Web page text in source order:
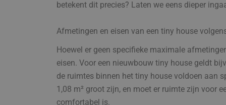
betekent dit precies? Laten we eens dieper
Afmetingen en eisen van een tiny house
Hoewel er geen specifieke maximale
eisen. Voor een nieuwbouw tiny house geldt
de ruimtes binnen het tiny house voldoen aan
1,08 m² groot zijn, en moet er ruimte zijn voor
comfortabel is.